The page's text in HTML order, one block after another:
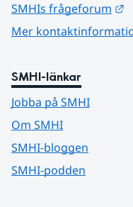
SMHIs frågeforum
Mer
SMHI-länkar
Jobba på SMHI
Om SMHI
SMHI-bloggen
SMHI-podden